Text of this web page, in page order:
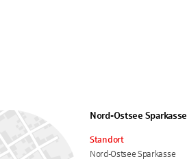
Nord-Ostsee Sparkasse
Standort
Nord-Ostsee Sparkasse